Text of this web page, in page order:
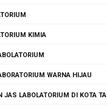
KIMIA
WARNA HIJAU
JAS LABOLATORIUM DI KOTA